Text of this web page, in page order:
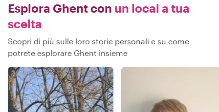
Esplora Ghent con un local a tua
scelta
Scopri di più sulle loro storie personali e su come
potrete esplorare Ghent insieme